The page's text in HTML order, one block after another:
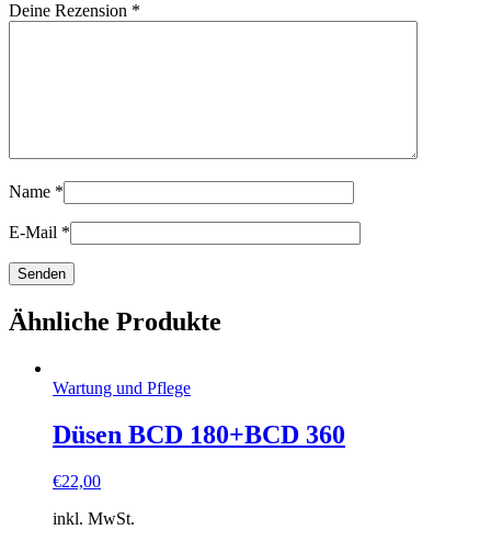
Deine Rezension *
Name *
E-Mail *
Ähnliche Produkte
Wartung und Pflege
Düsen BCD 180+BCD 360
€22,00
inkl. MwSt.